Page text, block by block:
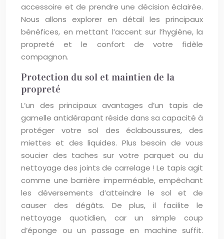
accessoire et de prendre une décision éclairée.
Nous allons explorer en détail les principaux
bénéfices, en mettant l’accent sur l’hygiène, la
propreté et le confort de votre fidèle
compagnon.
Protection du sol et maintien de la
propreté
L’un des principaux avantages d’un tapis de
gamelle antidérapant réside dans sa capacité à
protéger votre sol des éclaboussures, des
miettes et des liquides. Plus besoin de vous
soucier des taches sur votre parquet ou du
nettoyage des joints de carrelage ! Le tapis agit
comme une barrière imperméable, empêchant
les déversements d’atteindre le sol et de
causer des dégâts. De plus, il facilite le
nettoyage quotidien, car un simple coup
d’éponge ou un passage en machine suffit.